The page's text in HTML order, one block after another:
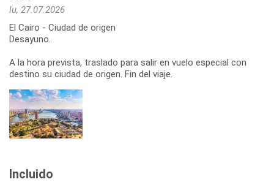
lu, 27.07.2026
El Cairo - Ciudad de origen
Desayuno.
A la hora prevista, traslado para salir en vuelo especial con
destino su ciudad de origen. Fin del viaje.
Incluido